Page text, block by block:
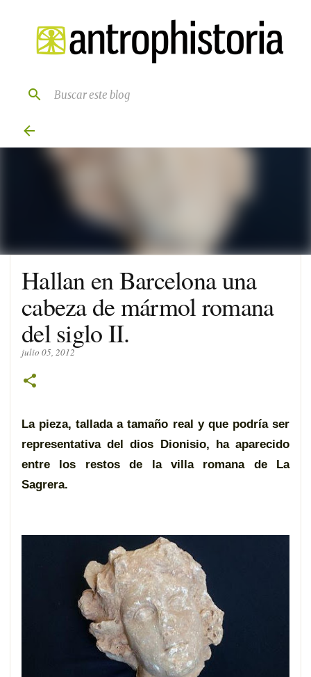
Ir al contenido principal
Hallan en Barcelona una
cabeza de mármol romana
del siglo II.
julio 05, 2012
La pieza, tallada a tamaño real y que podría ser
representativa del dios Dionisio, ha aparecido
entre los restos de la villa romana de La
Sagrera.